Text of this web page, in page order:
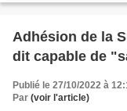
Adhésion de la
dit capable de
Publié le 27/10/2022 à
Par (voir l'article)